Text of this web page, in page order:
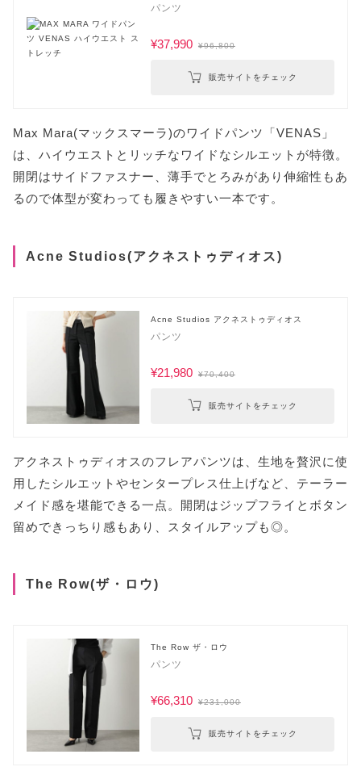
パンツ
¥37,990 ¥96,800
販売サイトをチェック
Max Mara(マックスマーラ)のワイドパンツ「VENAS」
は、ハイウエストとリッチなワイドなシルエットが特徴。
開閉はサイドファスナー、薄手でとろみがあり伸縮性もあ
るので体型が変わっても履きやすい一本です。
Acne Studios(アクネストゥディオス)
Acne Studios アクネストゥディオス
パンツ
¥21,980 ¥70,400
販売サイトをチェック
アクネストゥディオスのフレアパンツは、生地を贅沢に使
用したシルエットやセンタープレス仕上げなど、テーラー
メイド感を堪能できる一点。開閉はジップフライとボタン
留めできっちり感もあり、スタイルアップも◎。
The Row(ザ・ロウ)
The Row ザ・ロウ
パンツ
¥66,310 ¥231,000
販売サイトをチェック